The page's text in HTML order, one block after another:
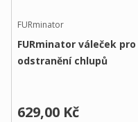
FURminator
FURminator váleček pro
odstranění chlupů
629,00 Kč